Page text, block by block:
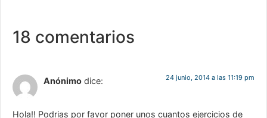
18 comentarios
Anónimo dice: 24 junio, 2014 a las 11:19 pm
Hola!! Podrias por favor poner unos cuantos ejercicios de